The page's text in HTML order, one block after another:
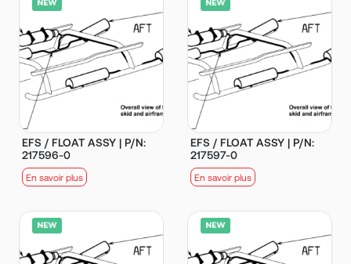
EFS / FLOAT ASSY | P/N:
217596-0
En savoir plus
EFS / FLOAT ASSY | P/N:
217597-0
En savoir plus